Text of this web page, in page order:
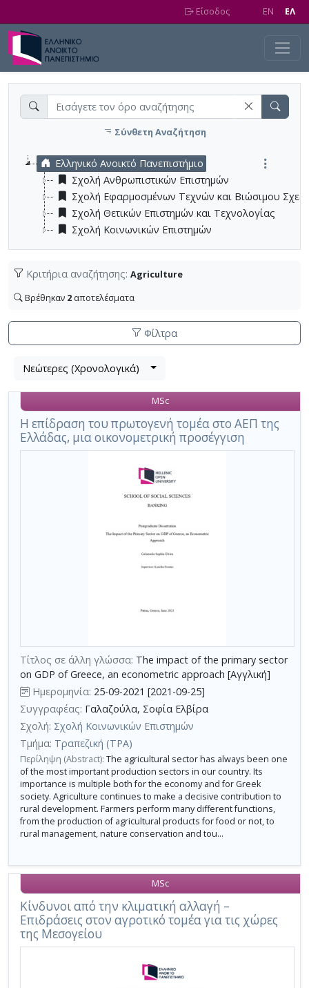
Είσοδος EN EΛ
Σύνθετη Αναζήτηση
Ελληνικό Ανοικτό Πανεπιστήμιο
Σχολή Ανθρωπιστικών Επιστημών
Σχολή Εφαρμοσμένων Τεχνών και Βιώσιμου
Σχολή Θετικών Επιστημών και Τεχνολογίας
Σχολή Κοινωνικών Επιστημών
Κριτήρια αναζήτησης: Agriculture
Βρέθηκαν 2 αποτελέσματα
Φίλτρα
Βρέθηκαν
αποτελέσματα
,
σύνολο
επιπλέον
κριτηρίων
αναζήτησης
Λίστα
τα
αποτελέσματα
αναζήτησης:
Νεώτερες (Χρονολογικά)
Η επίδραση του πρωτογενή τομέα στο ΑΕΠ της
Ελλάδας, μια οικονομετρική προσέγγιση
MSc
Τίτλος σε άλλη γλώσσα: The impact of the primary sector
on GDP of Greece, an econometric approach [Αγγλική]
Ημερομηνία: 25-09-2021 [2021-09-25]
Συγγραφέας: Γαλαζούλα, Σοφία Ελβίρα
Σχολή: Σχολή Κοινωνικών Επιστημών
Τμήμα: Τραπεζική (ΤΡΑ)
Περίληψη (Abstract): The agricultural sector has always been one
of the most important production sectors in our country. Its
importance is multiple both for the economy and for Greek
society. Agriculture continues to make a decisive contribution to
rural development. Farmers perform many different functions,
from the production of agricultural products for food or not, to
rural management, nature conservation and tou...
Κίνδυνοι από την κλιματική αλλαγή –
Επιδράσεις στον αγροτικό τομέα για τις χώρες
της Μεσογείου
MSc